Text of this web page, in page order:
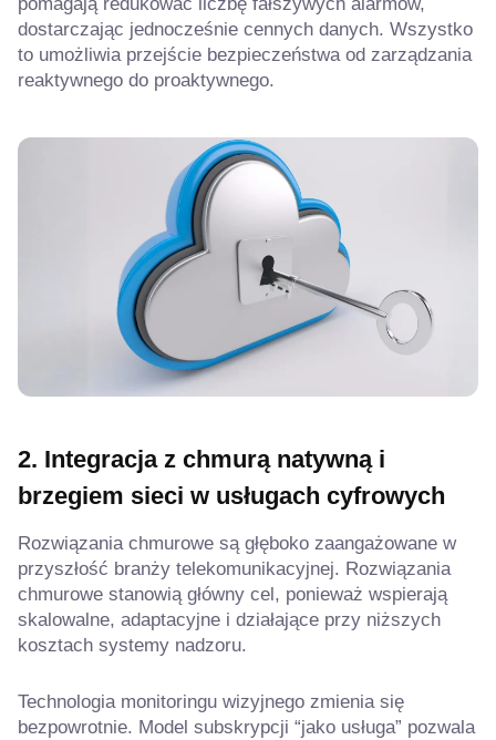
dostarczając jednocześnie cennych danych. Wszystko
to umożliwia przejście bezpieczeństwa od zarządzania
reaktywnego do proaktywnego.
2. Integracja z chmurą natywną i
brzegiem sieci w usługach cyfrowych
Rozwiązania chmurowe są głęboko zaangażowane w
przyszłość branży telekomunikacyjnej. Rozwiązania
chmurowe stanowią główny cel, ponieważ wspierają
skalowalne, adaptacyjne i działające przy niższych
kosztach systemy nadzoru.
Technologia monitoringu wizyjnego zmienia się
bezpowrotnie. Model subskrypcji “jako usługa” pozwala